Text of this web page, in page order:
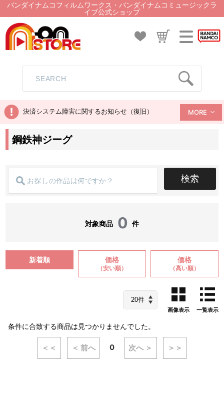
バンダイナムコフィルムワークス・バンダイナムコミュージックラ
イブ公式ショップ
決済システム障害に関するお知らせ（復旧） MORE
鋼鉄神ジーグ
検索
対象商品 0 件
新着順 価格
（安い順）
価格
（高い順）
画像表示 一覧表示
条件に合致する商品は見つかりませんでした。
＜＜ ＜ 前へ 0 次へ ＞ ＞＞